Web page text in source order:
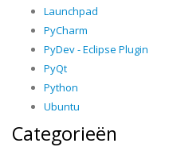
Launchpad
PyCharm
PyDev - Eclipse Plugin
PyQt
Python
Ubuntu
Categorieën